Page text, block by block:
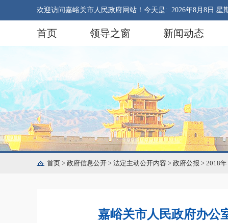
欢迎访问嘉峪关市人民政府网站！今天是: 2026年8月8日 星
首页 领导之窗 新闻动态
首页 > 政府信息公开 > 法定主动公开内容 > 政府公报 > 2018年
嘉峪关市人民政府办公